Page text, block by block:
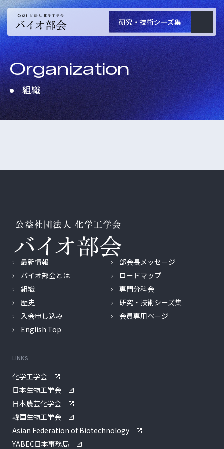
研究・技術シーズ集
Organization
組織
最新情報
部会長メッセージ
バイオ部会とは
ロードマップ
組織
専門分科会
歴史
研究・技術シーズ集
入会申し込み
会員専用ページ
English Top
LINKS
化学工学会
日本生物工学会
日本農芸化学会
韓国生物工学会
Asian Federation of Biotechnology
YABEC日本事務局